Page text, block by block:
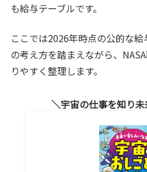
も給与テーブルです。
ここでは2026年時点の公的な
の考え方を踏まえながら、
りやすく整理します。
宇宙の仕事を知り